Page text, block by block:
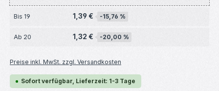
Bis 19 1,39 € -15,76 %
Ab 20 1,32 € -20,00 %
Preise inkl. MwSt. zzgl. Versandkosten
Sofort verfügbar, Lieferzeit: 1-3 Tage